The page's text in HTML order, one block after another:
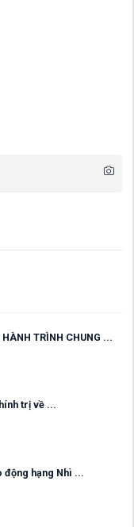
TRÌNH CHUNG ...
trị về ...
động hạng Nhì ...